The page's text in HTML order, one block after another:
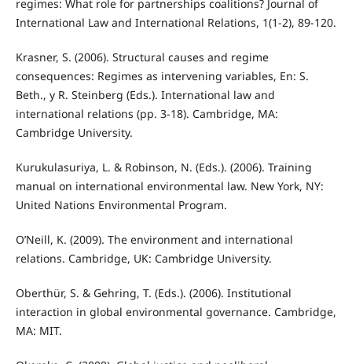
regimes: What role for partnerships coalitions? Journal of
International Law and International Relations, 1(1-2), 89-120.
Krasner, S. (2006). Structural causes and regime
consequences: Regimes as intervening variables, En: S.
Beth., y R. Steinberg (Eds.). International law and
international relations (pp. 3-18). Cambridge, MA:
Cambridge University.
Kurukulasuriya, L. & Robinson, N. (Eds.). (2006). Training
manual on international environmental law. New York, NY:
United Nations Environmental Program.
O’Neill, K. (2009). The environment and international
relations. Cambridge, UK: Cambridge University.
Oberthür, S. & Gehring, T. (Eds.). (2006). Institutional
interaction in global environmental governance. Cambridge,
MA: MIT.